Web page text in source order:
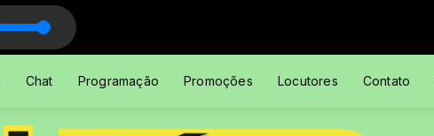
Chat Programação Promoções Locutores Contato